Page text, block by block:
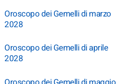
Oroscopo dei Gemelli di marzo
2028
Oroscopo dei Gemelli di aprile
2028